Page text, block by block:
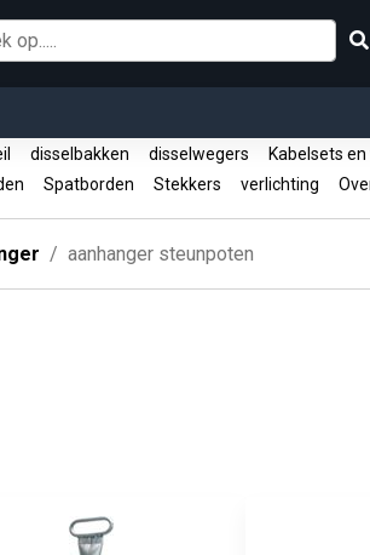
disselbakken disselwegers Kabelsets
Spatborden Stekkers verlichting
aanhanger steunpoten